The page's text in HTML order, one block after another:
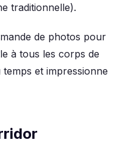
traditionnelle).
de photos pour
à tous les corps de
et impressionne